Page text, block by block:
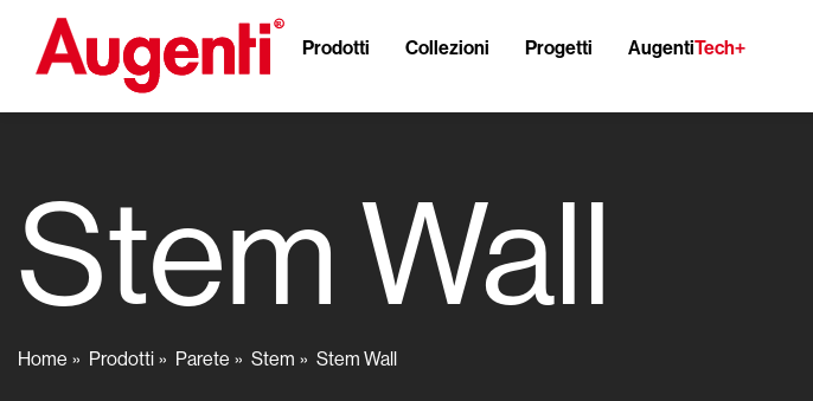
Prodotti Collezioni Progetti AugentiTech+
Stem Wall
Home Prodotti Parete Stem Stem Wall